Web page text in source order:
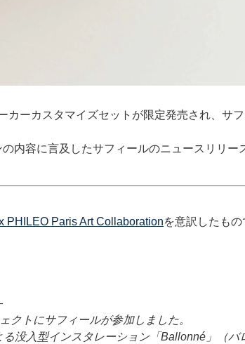
ーカスタマイズセットが限定発売され、サ
内容に言及したサフィールのニュースリリー
PHILEO Paris Art Collaborationを意訳したもの
クトにサフィールが参加しました。
没入型インスタレーション「Ballonné」（バ